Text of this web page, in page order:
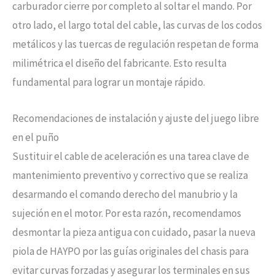
carburador cierre por completo al soltar el mando. Por
otro lado, el largo total del cable, las curvas de los codos
metálicos y las tuercas de regulación respetan de forma
milimétrica el diseño del fabricante. Esto resulta
fundamental para lograr un montaje rápido.
Recomendaciones de instalación y ajuste del juego libre
en el puño
Sustituir el cable de aceleración es una tarea clave de
mantenimiento preventivo y correctivo que se realiza
desarmando el comando derecho del manubrio y la
sujeción en el motor. Por esta razón, recomendamos
desmontar la pieza antigua con cuidado, pasar la nueva
piola de HAYPO por las guías originales del chasis para
evitar curvas forzadas y asegurar los terminales en sus